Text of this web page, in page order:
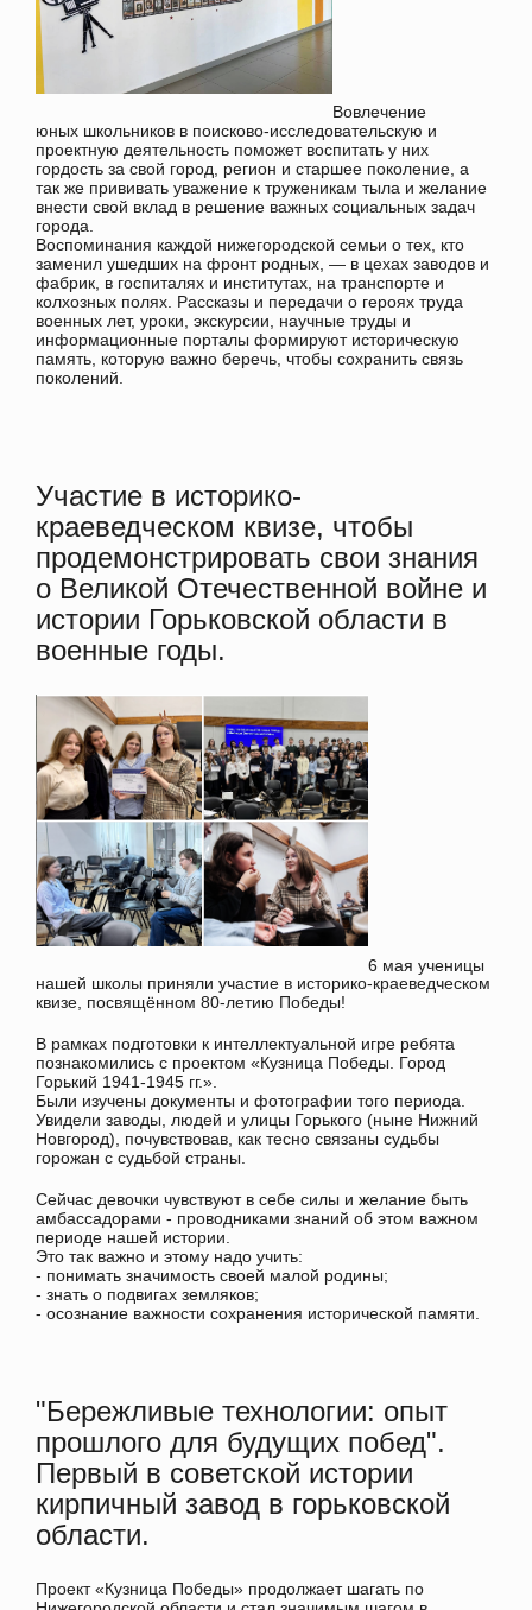
Вовлечение
юных школьников в поисково-исследовательскую и
проектную деятельность поможет воспитать у них
гордость за свой город, регион и старшее поколение, а
так же прививать уважение к труженикам тыла и желание
внести свой вклад в решение важных социальных задач
города.
Воспоминания каждой нижегородской семьи о тех, кто
заменил ушедших на фронт родных, — в цехах заводов и
фабрик, в госпиталях и институтах, на транспорте и
колхозных полях. Рассказы и передачи о героях труда
военных лет, уроки, экскурсии, научные труды и
информационные порталы формируют историческую
память, которую важно беречь, чтобы сохранить связь
поколений.
Участие в историко-
краеведческом квизе, чтобы
продемонстрировать свои знания
о Великой Отечественной войне и
истории Горьковской области в
военные годы.
6 мая ученицы
нашей школы приняли участие в историко-краеведческом
квизе, посвящённом 80-летию Победы!
В рамках подготовки к интеллектуальной игре ребята
познакомились с проектом «Кузница Победы. Город
Горький 1941-1945 гг.».
Были изучены документы и фотографии того периода.
Увидели заводы, людей и улицы Горького (ныне Нижний
Новгород), почувствовав, как тесно связаны судьбы
горожан с судьбой страны.
Сейчас девочки чувствуют в себе силы и желание быть
амбассадорами - проводниками знаний об этом важном
периоде нашей истории.
Это так важно и этому надо учить:
- понимать значимость своей малой родины;
- знать о подвигах земляков;
- осознание важности сохранения исторической памяти.
"Бережливые технологии: опыт
прошлого для будущих побед".
Первый в советской истории
кирпичный завод в горьковской
области.
Проект «Кузница Победы» продолжает шагать по